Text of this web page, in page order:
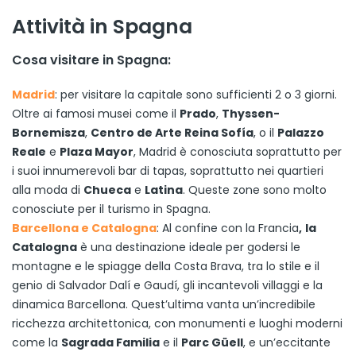
Attività in Spagna
Cosa visitare in Spagna:
Madrid: per visitare la capitale sono sufficienti 2 o 3 giorni.
Oltre ai famosi musei come il Prado, Thyssen-
Bornemisza, Centro de Arte Reina Sofía, o il Palazzo
Reale e Plaza Mayor, Madrid è conosciuta soprattutto per
i suoi innumerevoli bar di tapas, soprattutto nei quartieri
alla moda di Chueca e Latina. Queste zone sono molto
conosciute per il turismo in Spagna.
Barcellona e Catalogna: Al confine con la Francia, la
Catalogna è una destinazione ideale per godersi le
montagne e le spiagge della Costa Brava, tra lo stile e il
genio di Salvador Dalí e Gaudí, gli incantevoli villaggi e la
dinamica Barcellona. Quest’ultima vanta un’incredibile
ricchezza architettonica, con monumenti e luoghi moderni
come la Sagrada Familia e il Parc Güell, e un’eccitante